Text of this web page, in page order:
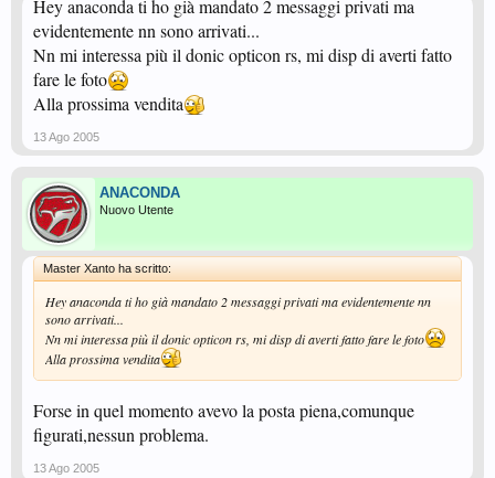
Hey anaconda ti ho già mandato 2 messaggi privati ma
evidentemente nn sono arrivati...
Nn mi interessa più il donic opticon rs, mi disp di averti fatto
fare le foto
Alla prossima vendita
13 Ago 2005
ANACONDA
Nuovo Utente
Master Xanto ha scritto:
Hey anaconda ti ho già mandato 2 messaggi privati ma evidentemente nn
sono arrivati...
Nn mi interessa più il donic opticon rs, mi disp di averti fatto fare le foto
Alla prossima vendita
Forse in quel momento avevo la posta piena,comunque
figurati,nessun problema.
13 Ago 2005